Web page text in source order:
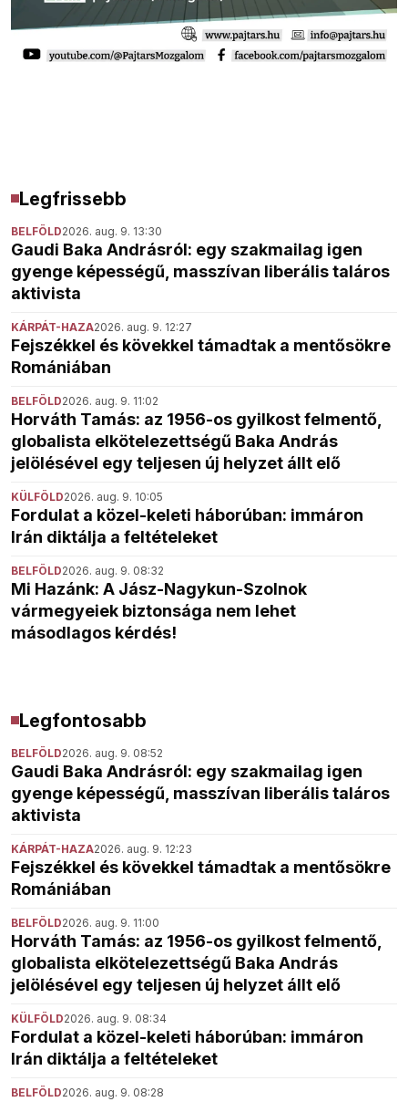
Legfrissebb
BELFÖLD2026. aug. 9. 13:30
Gaudi Baka Andrásról: egy szakmailag igen
gyenge képességű, masszívan liberális taláros
aktivista
KÁRPÁT-HAZA2026. aug. 9. 12:27
Fejszékkel és kövekkel támadtak a mentősökre
Romániában
BELFÖLD2026. aug. 9. 11:02
Horváth Tamás: az 1956-os gyilkost felmentő,
globalista elkötelezettségű Baka András
jelölésével egy teljesen új helyzet állt elő
KÜLFÖLD2026. aug. 9. 10:05
Fordulat a közel-keleti háborúban: immáron
Irán diktálja a feltételeket
BELFÖLD2026. aug. 9. 08:32
Mi Hazánk: A Jász-Nagykun-Szolnok
vármegyeiek biztonsága nem lehet
másodlagos kérdés!
Legfontosabb
BELFÖLD2026. aug. 9. 08:52
Gaudi Baka Andrásról: egy szakmailag igen
gyenge képességű, masszívan liberális taláros
aktivista
KÁRPÁT-HAZA2026. aug. 9. 12:23
Fejszékkel és kövekkel támadtak a mentősökre
Romániában
BELFÖLD2026. aug. 9. 11:00
Horváth Tamás: az 1956-os gyilkost felmentő,
globalista elkötelezettségű Baka András
jelölésével egy teljesen új helyzet állt elő
KÜLFÖLD2026. aug. 9. 08:34
Fordulat a közel-keleti háborúban: immáron
Irán diktálja a feltételeket
BELFÖLD2026. aug. 9. 08:28